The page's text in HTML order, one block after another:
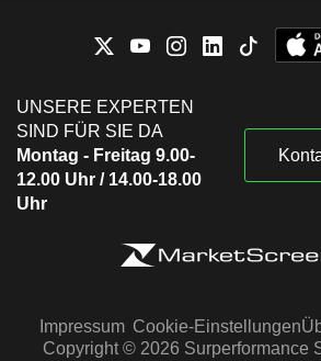
UNSERE EXPERTEN
SIND FÜR SIE DA
Montag - Freitag 9.00-
12.00 Uhr / 14.00-18.00
Uhr
Impressum Cookie-Einstellungen
Copyright © 2026 Surperformance